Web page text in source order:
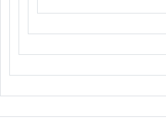
| דצמבר